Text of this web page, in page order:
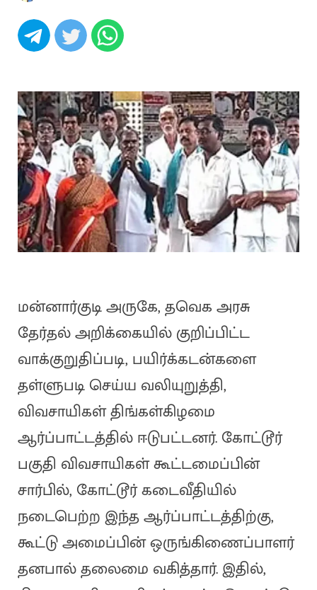
மன்னார்குடி அருகே, தவெக அரசு
தேர்தல் அறிக்கையில் குறிப்பிட்ட
வாக்குறுதிப்படி, பயிர்க்கடன்களை
தள்ளுபடி செய்ய வலியுறுத்தி,
விவசாயிகள் திங்கள்கிழமை
ஆர்ப்பாட்டத்தில் ஈடுபட்டனர். கோட்டூர்
பகுதி விவசாயிகள் கூட்டமைப்பின்
சார்பில், கோட்டூர் கடைவீதியில்
நடைபெற்ற இந்த ஆர்ப்பாட்டத்திற்கு,
கூட்டு அமைப்பின் ஒருங்கிணைப்பாளர்
தனபால் தலைமை வகித்தார். இதில்,